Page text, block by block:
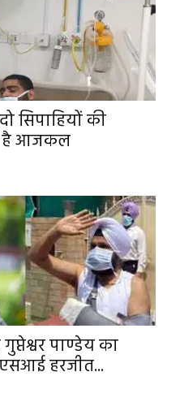
सिपाहियों की
है आजकल
पाण्डेय का
हरजीत...